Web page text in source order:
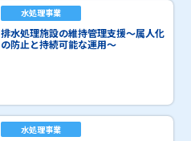
水処理事業
排水処理施設の維持管理支援～属人化
の防止と持続可能な運用～
水処理事業